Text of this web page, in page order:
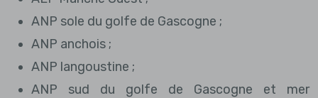
ANP sole du golfe de Gascogne ;
ANP anchois ;
ANP langoustine ;
ANP sud du golfe de Gascogne et mer